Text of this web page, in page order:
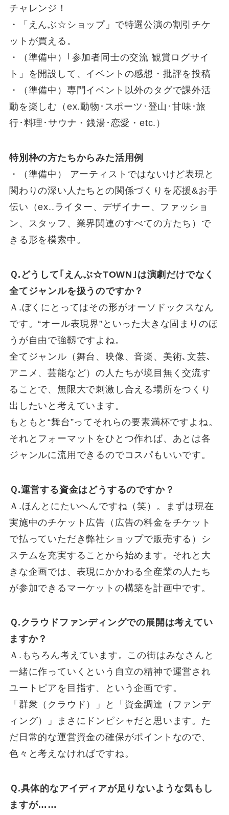
チャレンジ！
・「えんぶ☆ショップ」で特選公演の割引チケ
ットが買える。
・（準備中）｢参加者同士の交流 観賞ログサイ
ト」を開設して、イベントの感想・批評を投稿
・（準備中）専門イベント以外のタグで課外活
動を楽しむ（ex.動物･スポーツ･登山･甘味･旅
行･料理･サウナ・銭湯･恋愛・etc.）
特別枠の方たちからみた活用例
・（準備中） アーティストではないけど表現と
関わりの深い人たちとの関係づくりを応援&お手
伝い（ex..ライター、デザイナー、ファッショ
ン、スタッフ、業界関連のすべての方たち）で
きる形を模索中。
Ｑ.どうして｢えんぶ☆TOWN｣は演劇だけでなく
全てジャンルを扱うのですか？
Ａ.ぼくにとってはその形がオーソドックスなん
です。“オール表現界”といった大きな固まりのほ
うが自由で強靱ですよね。
全てジャンル（舞台、映像、音楽、美術､文芸､
アニメ、芸能など）の人たちが境目無く交流す
ることで、無限大で刺激し合える場所をつくり
出したいと考えています。
もともと“舞台”ってそれらの要素満杯ですよね。
それとフォーマットをひとつ作れば、あとは各
ジャンルに流用できるのでコスパもいいです。
Ｑ.運営する資金はどうするのですか？
Ａ.ほんとにたいへんですね（笑）。まずは現在
実施中のチケット広告（広告の料金をチケット
で払っていただき弊社ショップで販売する）シ
ステムを充実することから始めます。それと大
きな企画では、表現にかかわる全産業の人たち
が参加できるマーケットの構築を計画中です。
Ｑ.クラウドファンディングでの展開は考えてい
ますか？
Ａ.もちろん考えています。この街はみなさんと
一緒に作っていくという自立の精神で運営され
ユートピアを目指す、という企画です。
「群衆（クラウド）」と「資金調達（ファンデ
ィング）」まさにドンピシャだと思います。た
だ日常的な運営資金の確保がポイントなので、
色々と考えなければですね。
Ｑ.具体的なアイディアが足りないような気もし
ますが……